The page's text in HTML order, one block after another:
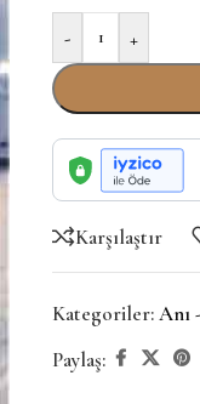
- +
Karşılaştır
Kategoriler:Anı
Paylaş: